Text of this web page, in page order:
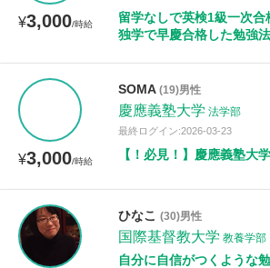
¥3,000/時給
留学なしで英検1級一次
独学で早慶合格した勉強
¥3,000/時給
SOMA (19)男性
慶應義塾大学 法学部
最終ログイン:2026-03-23
【！必見！】慶應義塾大
ひなこ (30)男性
国際基督教大学 教養学部
自分に自信がつくような